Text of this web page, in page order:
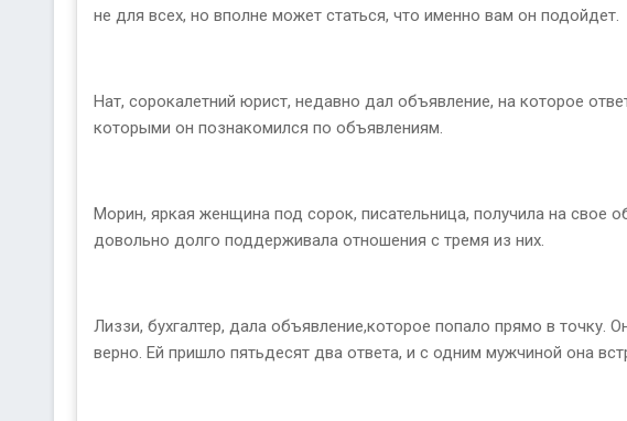
не для всех, но вполне может статься, что именно вам он подойдет.
Нат, сорокалетний юрист, недавно дал объявление, на которое
которыми он познакомился по объявлениям.
Морин, яркая женщина под сорок, писательница, получила на свое
довольно долго поддерживала отношения с тремя из них.
Лиззи, бухгалтер, дала объявление,которое попало прямо в точку.
верно. Ей пришло пятьдесят два ответа, и с одним мужчиной она